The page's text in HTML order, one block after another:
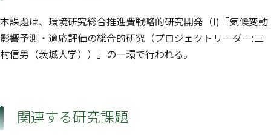
本課題は、環境研究総合推進費戦略的研究開発（I)「気候変動
影響予測・適応評価の総合的研究（プロジェクトリーダー:三
村信男（茨城大学））」の一環で行われる。
関連する研究課題